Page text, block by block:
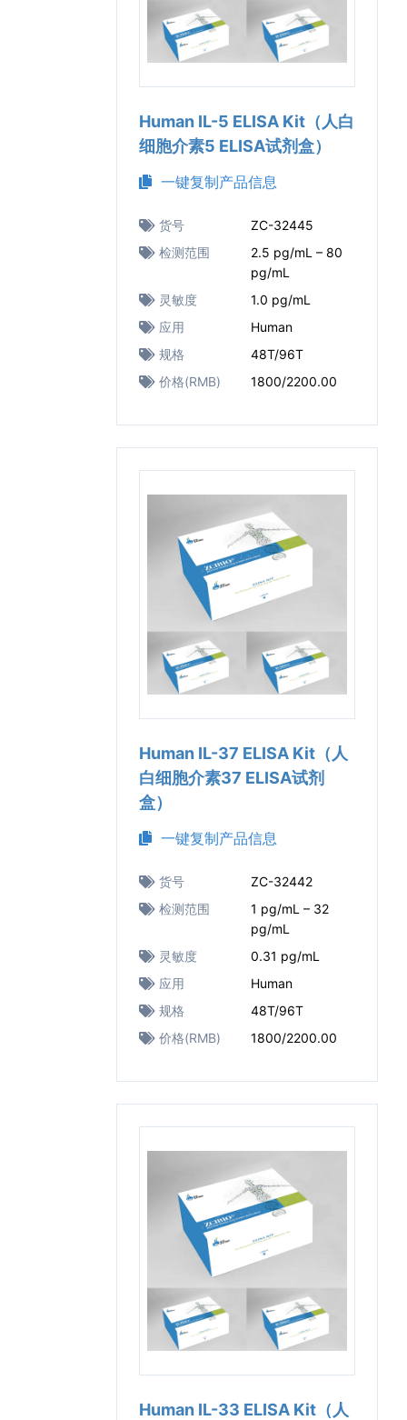
Human IL-5 ELISA Kit（人白
细胞介素5 ELISA试剂盒）
一键复制产品信息
货号
ZC-32445
检测范围
2.5 pg/mL – 80
pg/mL
灵敏度
1.0 pg/mL
应用
Human
规格
48T/96T
价格(RMB)
1800/2200.00
Human IL-37 ELISA Kit（人
白细胞介素37 ELISA试剂
盒）
一键复制产品信息
货号
ZC-32442
检测范围
1 pg/mL – 32
pg/mL
灵敏度
0.31 pg/mL
应用
Human
规格
48T/96T
价格(RMB)
1800/2200.00
Human IL-33 ELISA Kit（人